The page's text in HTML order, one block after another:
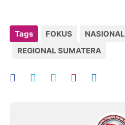
Tags FOKUS NASIONAL
REGIONAL SUMATERA